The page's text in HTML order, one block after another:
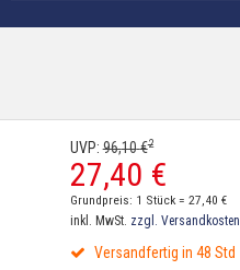
UVP:96,10€2
27,40 €
Grundpreis: 1 Stück = 27,40 €
inkl. MwSt. zzgl. Versandkosten
Versandfertig in 48 Std